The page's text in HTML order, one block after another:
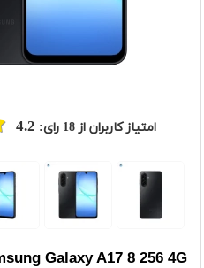
امتیاز کاربران از18 رای: 4.2
Galaxy A17 8 256 4G